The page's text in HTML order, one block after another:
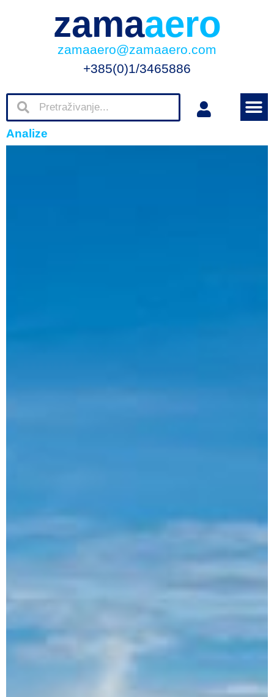
zamaaero
zamaaero@zamaaero.com
+385(0)1/3465886
Analize